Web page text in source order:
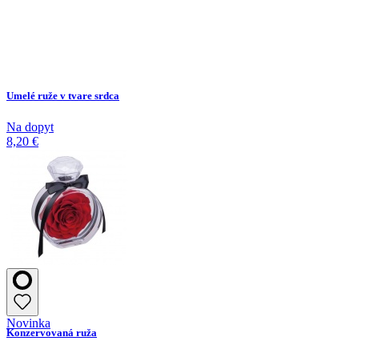
Umelé ruže v tvare srdca
Na dopyt
8,20 €
Novinka
Konzervovaná ruža